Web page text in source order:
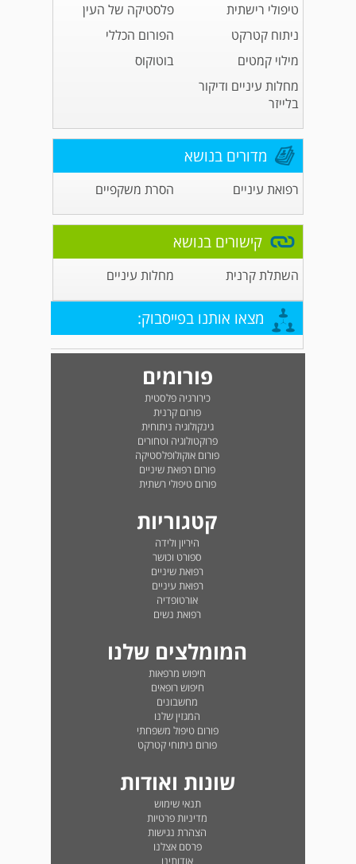
טיפולי רישתית
פלסטיקה של העין
ניתוח קטרקט
הפורום הכללי
מילוי קמטים
בוטוקוס
מחלות עיניים ודיקור
בלייזר
מדורים בנושא
רפואת עיניים הסרת משקפיים
קישורים בנושא
השתלת קרנית מחלות עיניים
מצאו אותנו בפייסבוק:
פורומים
כירורגיה פלסטית
פורום קרנית
גינקולוגיה ניתוחית
פרוקטולוגיה וטחורים
פורום אוקולופלסטיקה
פורום רפואת שיניים
פורום טיפולי רשתית
קטגוריות
היריון ולידה
ספורט וכושר
רפואת שיניים
רפואת עיניים
אורטופדיה
רפואת נשים
המומלצים שלנו
חיפוש מרפאות
חיפוש רופאים
מחשבונים
המגזין שלנו
פורום טיפול משפחתי
פורום ניתוחי קטרקט
שונות ואודות
תנאי שימוש
מדיניות פרטיות
הצהרת נגישות
פרסם אצלנו
אודותינו